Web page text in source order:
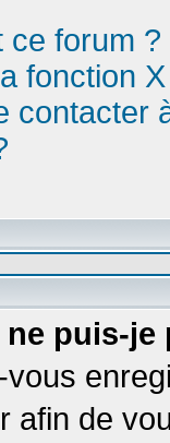
ce forum ?
fonction
contacter
puis-je
vous
afin de